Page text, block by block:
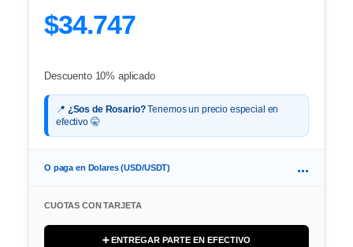
$34.747
Descuento 10% aplicado
📍 ¿Sos de Rosario?Tenemos un precio especial en
efectivo 🤫
O paga en Dolares (USD/USDT) ...
CUOTAS CON TARJETA
➕ ENTREGAR PARTE EN EFECTIVO